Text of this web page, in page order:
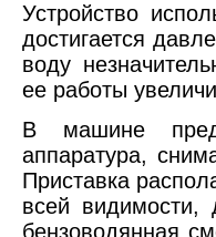
Устройство
достигается
воду
ее работы
В машине
аппаратура,
Приставка
всей видимости,
бензоводянная